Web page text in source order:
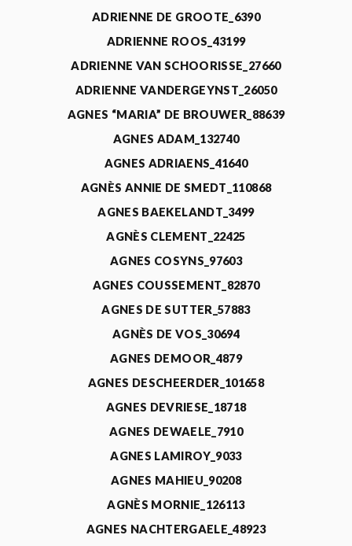
ADRIENNE DE GROOTE_6390
ADRIENNE ROOS_43199
ADRIENNE VAN SCHOORISSE_27660
ADRIENNE VANDERGEYNST_26050
AGNES “MARIA” DE BROUWER_88639
AGNES ADAM_132740
AGNES ADRIAENS_41640
AGNÈS ANNIE DE SMEDT_110868
AGNES BAEKELANDT_3499
AGNÈS CLEMENT_22425
AGNES COSYNS_97603
AGNES COUSSEMENT_82870
AGNES DE SUTTER_57883
AGNÈS DE VOS_30694
AGNES DEMOOR_4879
AGNES DESCHEERDER_101658
AGNES DEVRIESE_18718
AGNES DEWAELE_7910
AGNES LAMIROY_9033
AGNES MAHIEU_90208
AGNÈS MORNIE_126113
AGNES NACHTERGAELE_48923